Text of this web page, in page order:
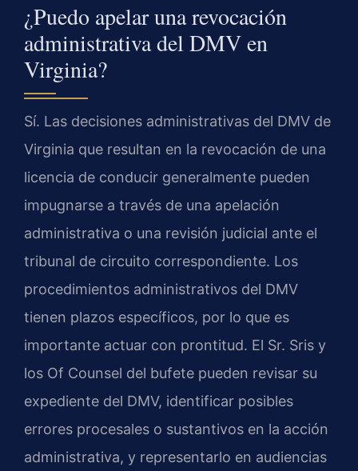
¿Puedo apelar una revocación
administrativa del DMV en
Virginia?
Sí. Las decisiones administrativas del DMV de
Virginia que resultan en la revocación de una
licencia de conducir generalmente pueden
impugnarse a través de una apelación
administrativa o una revisión judicial ante el
tribunal de circuito correspondiente. Los
procedimientos administrativos del DMV
tienen plazos específicos, por lo que es
importante actuar con prontitud. El Sr. Sris y
los Of Counsel del bufete pueden revisar su
expediente del DMV, identificar posibles
errores procesales o sustantivos en la acción
administrativa, y representarlo en audiencias